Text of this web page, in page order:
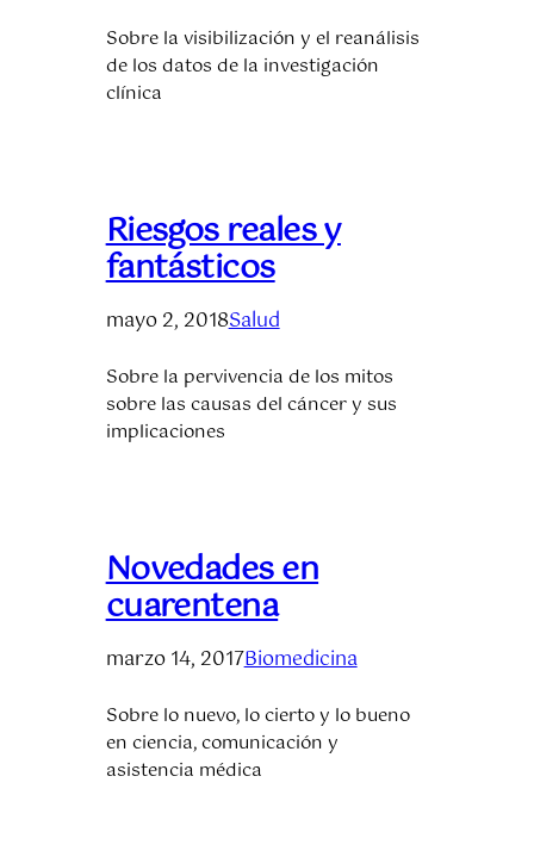
Sobre la visibilización y el reanálisis
de los datos de la investigación
clínica
Riesgos reales y
fantásticos
mayo 2, 2018Salud
Sobre la pervivencia de los mitos
sobre las causas del cáncer y sus
implicaciones
Novedades en
cuarentena
marzo 14, 2017Biomedicina
Sobre lo nuevo, lo cierto y lo bueno
en ciencia, comunicación y
asistencia médica